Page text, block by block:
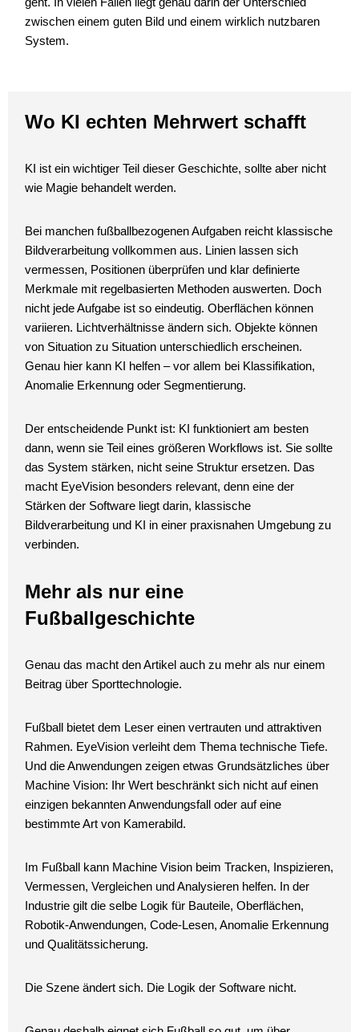
zwischen einem guten Bild und einem wirklich nutzbaren
System.
Wo KI echten Mehrwert schafft
KI ist ein wichtiger Teil dieser Geschichte, sollte aber nicht
wie Magie behandelt werden.
Bei manchen fußballbezogenen Aufgaben reicht klassische
Bildverarbeitung vollkommen aus. Linien lassen sich
vermessen, Positionen überprüfen und klar definierte
Merkmale mit regelbasierten Methoden auswerten. Doch
nicht jede Aufgabe ist so eindeutig. Oberflächen können
variieren. Lichtverhältnisse ändern sich. Objekte können
von Situation zu Situation unterschiedlich erscheinen.
Genau hier kann KI helfen – vor allem bei Klassifikation,
Anomalie Erkennung oder Segmentierung.
Der entscheidende Punkt ist: KI funktioniert am besten
dann, wenn sie Teil eines größeren Workflows ist. Sie sollte
das System stärken, nicht seine Struktur ersetzen. Das
macht EyeVision besonders relevant, denn eine der
Stärken der Software liegt darin, klassische
Bildverarbeitung und KI in einer praxisnahen Umgebung zu
verbinden.
Mehr als nur eine
Fußballgeschichte
Genau das macht den Artikel auch zu mehr als nur einem
Beitrag über Sporttechnologie.
Fußball bietet dem Leser einen vertrauten und attraktiven
Rahmen. EyeVision verleiht dem Thema technische Tiefe.
Und die Anwendungen zeigen etwas Grundsätzliches über
Machine Vision: Ihr Wert beschränkt sich nicht auf einen
einzigen bekannten Anwendungsfall oder auf eine
bestimmte Art von Kamerabild.
Im Fußball kann Machine Vision beim Tracken, Inspizieren,
Vermessen, Vergleichen und Analysieren helfen. In der
Industrie gilt die selbe Logik für Bauteile, Oberflächen,
Robotik-Anwendungen, Code-Lesen, Anomalie Erkennung
und Qualitätssicherung.
Die Szene ändert sich. Die Logik der Software nicht.